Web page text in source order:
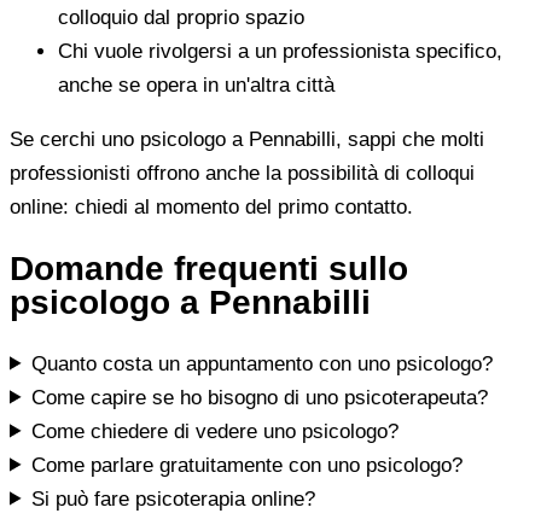
colloquio dal proprio spazio
Chi vuole rivolgersi a un professionista specifico,
anche se opera in un'altra città
Se cerchi uno psicologo a Pennabilli, sappi che molti
professionisti offrono anche la possibilità di colloqui
online: chiedi al momento del primo contatto.
Domande frequenti sullo
psicologo a Pennabilli
Quanto costa un appuntamento con uno psicologo?
Come capire se ho bisogno di uno psicoterapeuta?
Come chiedere di vedere uno psicologo?
Come parlare gratuitamente con uno psicologo?
Si può fare psicoterapia online?